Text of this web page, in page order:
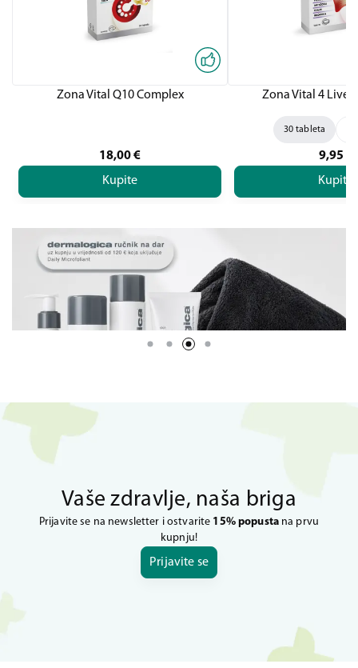
Zona Vital Q10 Complex
18,00€
Kupite
Zona Vital 4
30 tableta
9,95
Kupite
Vaše zdravlje, naša briga
Prijavite se na newsletter i ostvarite 15% popustana prvu
kupnju!
Prijavite se